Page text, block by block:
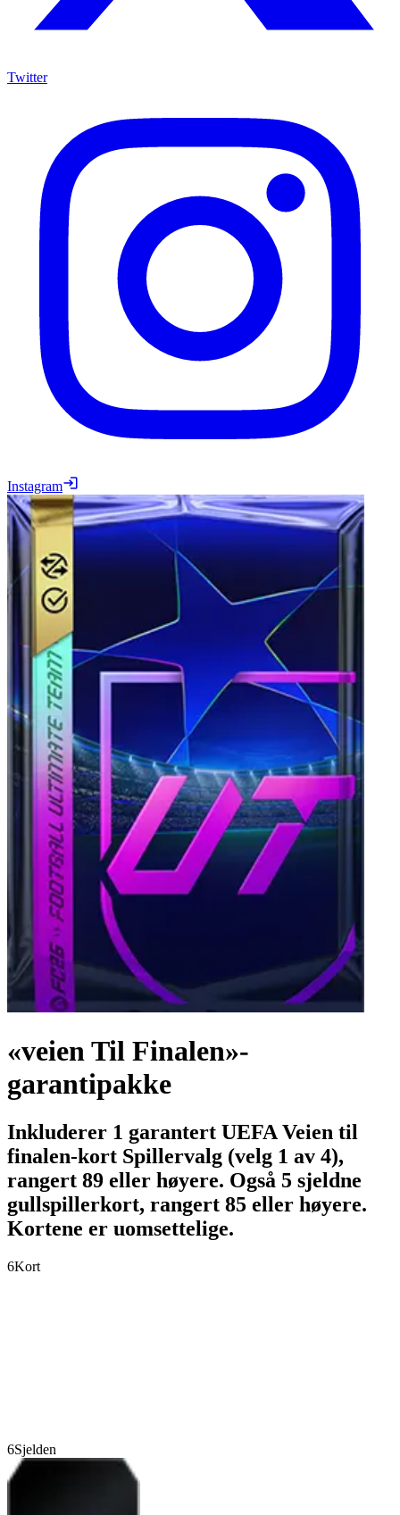
Twitter
Instagram
«veien Til Finalen»-
garantipakke
Inkluderer 1 garantert UEFA Veien til
finalen-kort Spillervalg (velg 1 av 4),
rangert 89 eller høyere. Også 5 sjeldne
gullspillerkort, rangert 85 eller høyere.
Kortene er uomsettelige.
6Kort
6Sjelden